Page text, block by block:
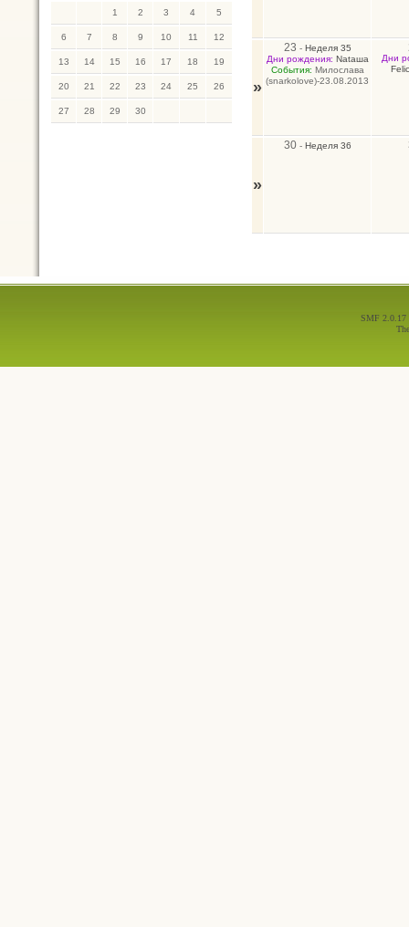
1
2 3 4 5
6 7 8 9 10 11 12
13 14 15 16 17 18 19
20 21 22 23 24 25 26
27 28 29 30
»
23 - Неделя 35
Дни рождения: Nataшa
События: Милослава
(snarkolove)-23.08.2013
Дни
»
30- Неделя 36
SMF 2.0.17